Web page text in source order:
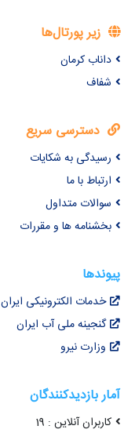
زیر پورتال‌ها
داناب کرمان
شفاف
دسترسی سریع
رسیدگی به شکایات
ارتباط با ما
سوالات متداول
بخشنامه ها و مقررات
پیوندها
خدمات الکترونیکی ایران
گنجینه ملی آب ایران
وزارت نیرو
آمار بازدیدکنندگان
کاربران آنلاین : 19